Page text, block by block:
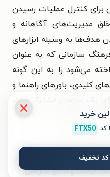
برای کنترل عملیات رسیدن
مدیریت‌های آگاهانه و
هدف‌ها به وسیله ابزارهای
سازمانی که به عنوان
می‌شود را به این گونه
کلیدی، باورهای راهنما و
یک سازمان مشترک است
فرهنگ و اخلاق سازمانی
کد FTX50
تخفیف